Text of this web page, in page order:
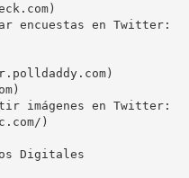
encuestas en Twitter:
imágenes en Twitter:
)
Digitales